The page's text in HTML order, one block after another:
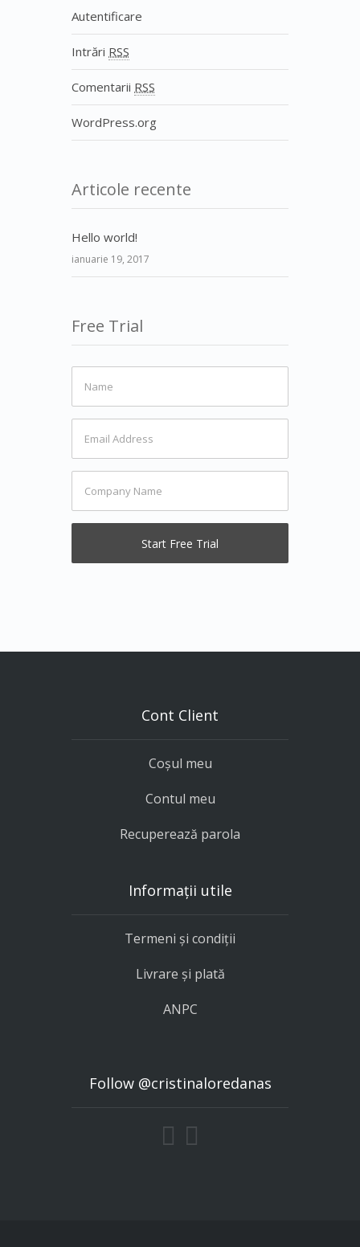
Autentificare
Intrări RSS
Comentarii RSS
WordPress.org
Articole recente
Hello world!
ianuarie 19, 2017
Free Trial
Cont Client
Coșul meu
Contul meu
Recuperează parola
Informații utile
Termeni și condiții
Livrare și plată
ANPC
Follow @cristinaloredanas